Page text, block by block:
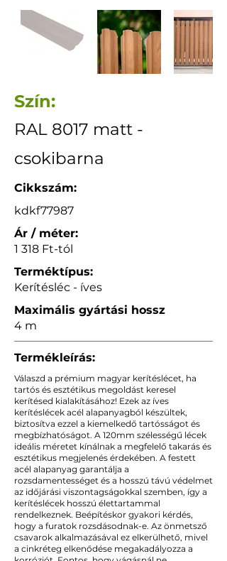
Szín:
RAL 8017 matt -
csokibarna
Cikkszám:
kdkf77987
Ár / méter:
1 318 Ft-tól
Terméktípus:
Kerítésléc - íves
Maximális gyártási hossz
4 m
Termékleírás:
Válaszd a prémium magyar kerítéslécet, ha
tartós és esztétikus megoldást keresel
kerítésed kialakításához! Ezek az íves
kerítéslécek acél alapanyagból készültek,
biztosítva ezzel a kiemelkedő tartósságot és
megbízhatóságot. A 120mm szélességű lécek
ideális méretet kínálnak a megfelelő takarás és
esztétikus megjelenés érdekében. A festett
acél alapanyag garantálja a
rozsdamentességet és a hosszú távú védelmet
az időjárási viszontagságokkal szemben, így a
kerítéslécek hosszú élettartammal
rendelkeznek. Beépítéskor gyakori kérdés,
hogy a furatok rozsdásodnak-e. Az önmetsző
csavarok alkalmazásával ez elkerülhető, mivel
a cinkréteg elkenődése megakadályozza a